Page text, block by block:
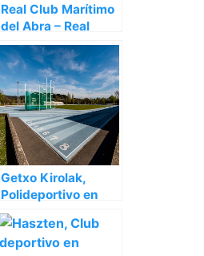
Real Club Marítimo
del Abra – Real
Sporting Club, Club
en Getxo – Vizcaya
Getxo Kirolak,
Polideportivo en
Getxo – Vizcaya